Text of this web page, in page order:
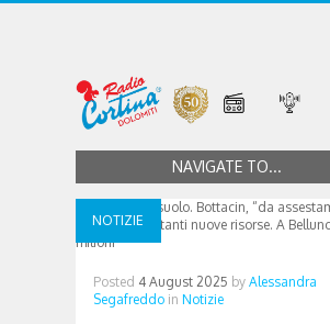
NAVIGATE TO...
NOTIZIE
Posted 4 August 2025 by Alessandra
Segafreddo in Notizie